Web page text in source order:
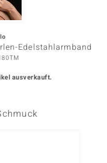
Edelstahlarmband
ausverkauft.